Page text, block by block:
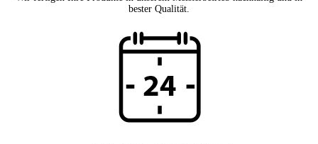
bester Qualität.